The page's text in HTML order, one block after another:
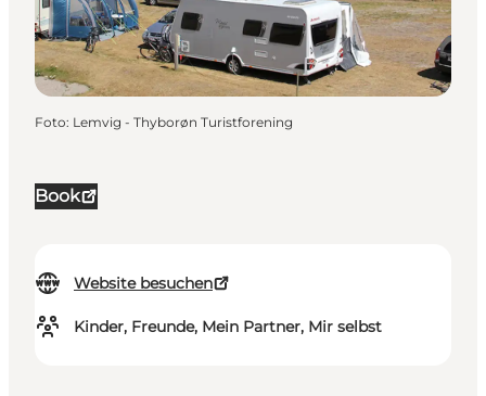
Book
Website besuchen
Kinder, Freunde, Mein Partner, Mir selbst
Foto: Lemvig - Thyborøn Turistforening